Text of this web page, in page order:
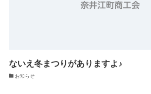
ないえ冬まつりがありますよ♪
お知らせ